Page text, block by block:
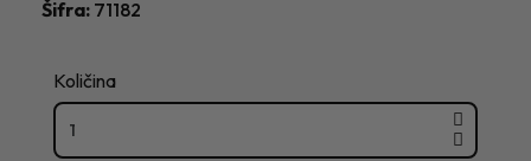
Šifra 71182
Količina